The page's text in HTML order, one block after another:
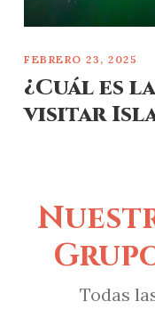
FEBRERO 23, 2025
¿Cuál es
visitar
Todas